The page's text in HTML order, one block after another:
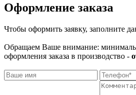
Оформление заказа
Чтобы оформить заявку, заполните
Обращаем Ваше внимание:
оформления заказа в производство -